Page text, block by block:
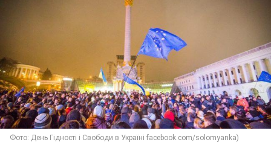
Фото: День Гідності і Свободи в Україні facebook.com/solomyanka)